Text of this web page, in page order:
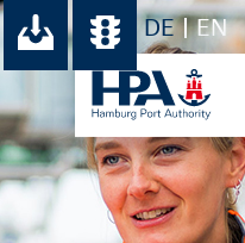
DE EN
Ihr Download-